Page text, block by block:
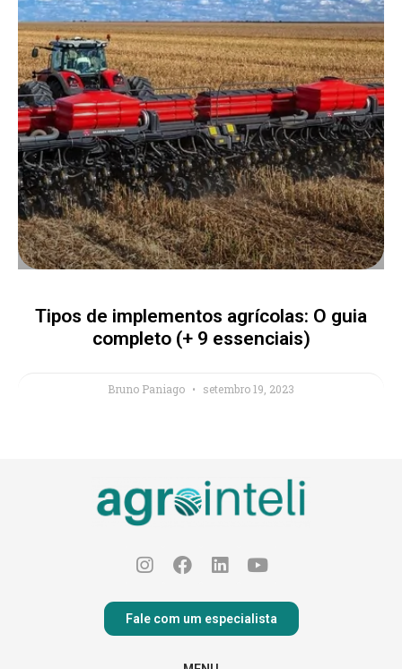
Tipos de implementos agrícolas: O guia
completo (+ 9 essenciais)
Bruno Paniago setembro 19, 2023
Fale com um especialista